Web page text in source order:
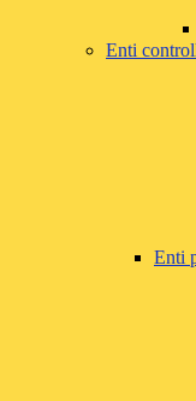
Enti
Enti